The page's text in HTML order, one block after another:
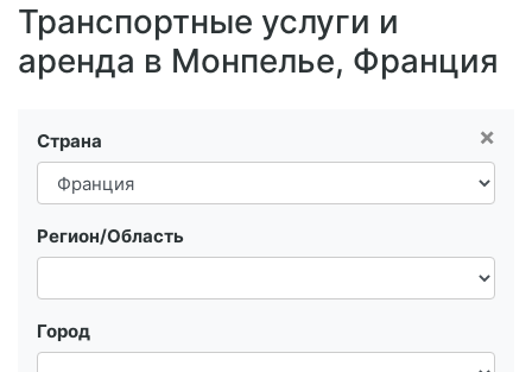
Транспортные услуги и
аренда в Монпелье, Франция
×
Страна
Регион/Область
Город